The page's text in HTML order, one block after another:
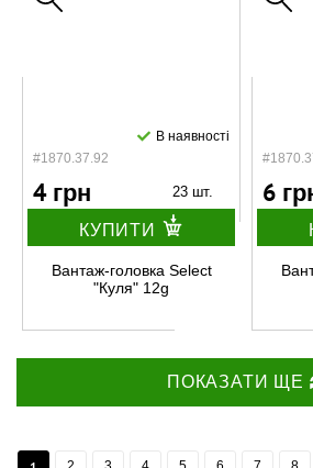
#1870.37.92
В наявності
4 грн 23 шт.
КУПИТИ
Вантаж-головка Select
"Куля" 12g
6
ПОКАЗАТИ ЩЕ